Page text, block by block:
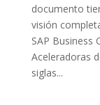
documento
visión
SAP Business
Aceleradoras
siglas...